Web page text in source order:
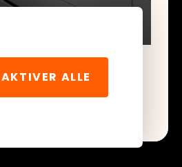
AKTIVER ALLE